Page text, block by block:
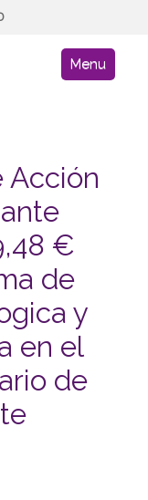
AFA site
Skip to content
Menu
Acción
€
de
y
en el
de